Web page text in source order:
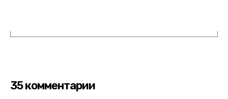
35 комментарии